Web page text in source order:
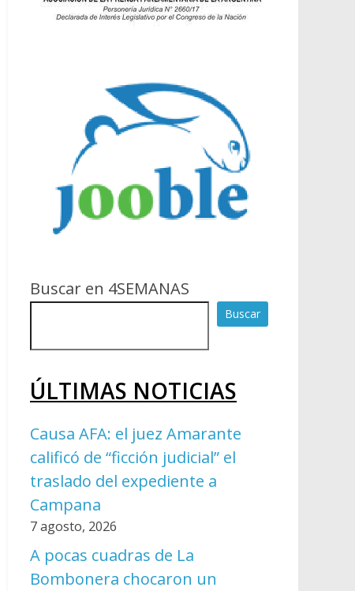
Buscar en 4SEMANAS
Buscar
ÚLTIMAS NOTICIAS
Causa AFA: el juez Amarante
calificó de “ficción judicial” el
traslado del expediente a
Campana
7 agosto, 2026
A pocas cuadras de La
Bombonera chocaron un